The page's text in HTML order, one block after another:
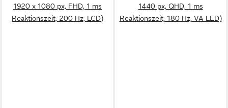
1920 x 1080 px, FHD, 1 ms
Reaktionszeit, 200 Hz, LCD)
1440 px, QHD, 1 ms
Reaktionszeit, 180 Hz, VA LED)